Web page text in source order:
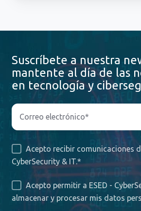
Suscríbete a nuestra
mantente al día de las
en tecnología y
Acepto recibir comunicaciones
CyberSecurity & IT.*
Acepto permitir a ESED -
almacenar y procesar mis datos